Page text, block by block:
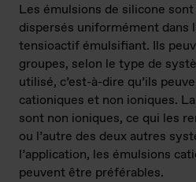
Les émulsions de silicone
dispersés uniformément dans
tensioactif émulsifiant. Ils
groupes, selon le type de
utilisé, c’est-à-dire qu’ils
cationiques et non ioniques.
sont non ioniques, ce qui les
ou l’autre des deux autres
l’application, les émulsions
peuvent être préférables.